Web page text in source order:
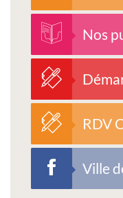
Nos
RDV
Ville